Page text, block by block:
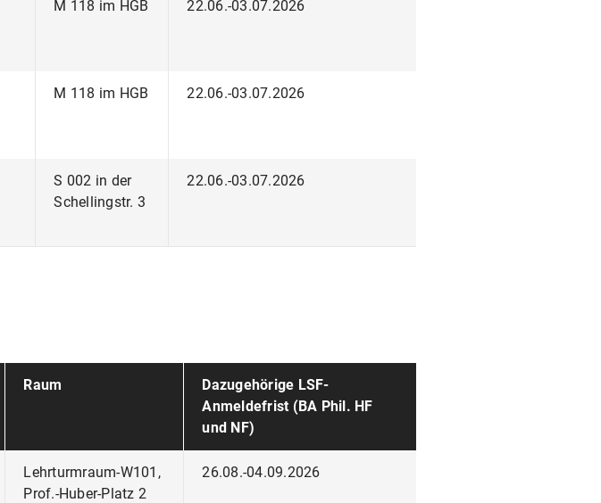
M 118 im HGB 22.06.-03.07.2026
M 118 im HGB 22.06.-03.07.2026
S 002 in der
Schellingstr. 3
22.06.-03.07.2026
Raum
Dazugehörige LSF-
Anmeldefrist (BA Phil. HF
und NF)
Lehrturmraum-W101,
Prof.-Huber-Platz 2
26.08.-04.09.2026